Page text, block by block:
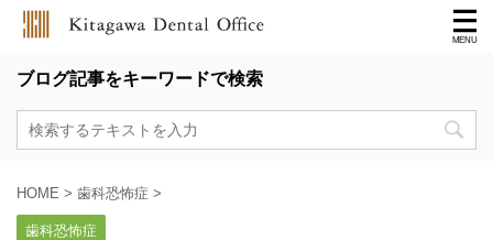
ブログ記事をキーワードで検索
HOME > 歯科恐怖症 >
歯科恐怖症